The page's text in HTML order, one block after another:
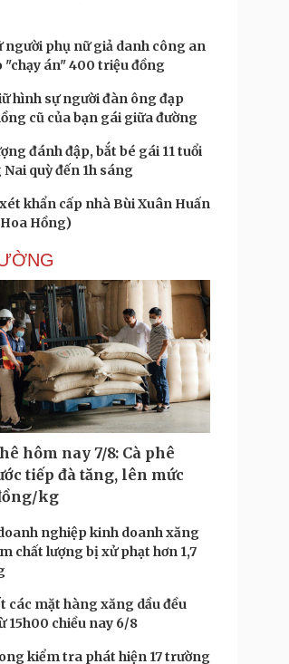
người phụ nữ giả danh công an
"chạy án" 400 triệu đồng
hình sự người đàn ông đạp
cũ của bạn gái giữa đường
đánh đập, bắt bé gái 11 tuổi
Nai quỳ đến 1h sáng
khẩn cấp nhà Bùi Xuân Huấn
Hồng)
hôm nay 7/8: Cà phê
tiếp đà tăng, lên mức
kg
nghiệp kinh doanh xăng
chất lượng bị xử phạt hơn 1,7
các mặt hàng xăng dầu đều
15h00 chiều nay 6/8
kiểm tra phát hiện 17 trường